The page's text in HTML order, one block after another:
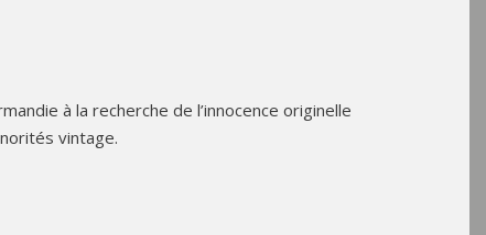
à la recherche de l’innocence originelle
vintage.